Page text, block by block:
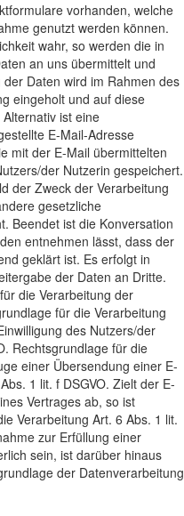
vorhanden, welche
genutzt werden können.
wahr, so werden die in
an uns übermittelt und
Daten wird im Rahmen des
eingeholt und auf diese
ist eine
E-Mail-Adresse
mit der E-Mail übermittelten
der Nutzerin gespeichert.
der Zweck der Verarbeitung
gesetzliche
Beendet ist die Konversation
entnehmen lässt, dass der
geklärt ist. Es erfolgt in
der Daten an Dritte.
die Verarbeitung der
für die Verarbeitung
des Nutzers/der
Rechtsgrundlage für die
einer Übersendung einer E-
1 lit. f DSGVO. Zielt der E-
Vertrages ab, so ist
Verarbeitung Art. 6 Abs. 1 lit.
zur Erfüllung einer
sein, ist darüber hinaus
der Datenverarbeitung